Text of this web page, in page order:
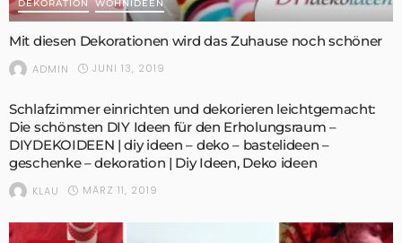
DEKORATION WOHNIDEEN
Mit diesen Dekorationen wird das Zuhause noch schöner
ADMIN JUNI 13, 2019
Schlafzimmer einrichten und dekorieren leichtgemacht:
Die schönsten DIY Ideen für den Erholungsraum –
DIYDEKOIDEEN | diy ideen – deko – bastelideen –
geschenke – dekoration | Diy Ideen, Deko ideen
KLAU MÄRZ 11, 2019